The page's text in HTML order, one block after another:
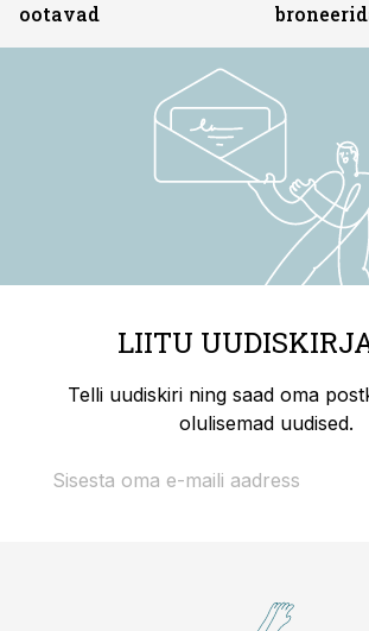
ootavad
LIITU
Telli uudiskiri ning saad oma
olulisemad uudised.